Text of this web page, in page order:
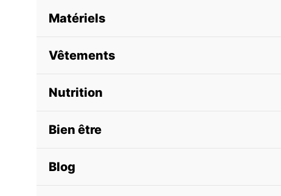
Matériels
Vêtements
Nutrition
Bien être
Blog